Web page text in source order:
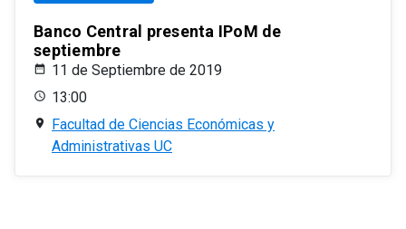
Banco Central presenta IPoM de
septiembre
11 de Septiembre de 2019
13:00
Facultad de Ciencias Económicas y
Administrativas UC